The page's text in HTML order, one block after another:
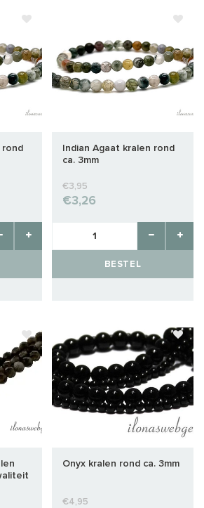
rond
Indian Agaat kralen rond
ca. 3mm
€3,95
€3,26
BESTEL
Onyx kralen rond ca. 3mm
€4,95